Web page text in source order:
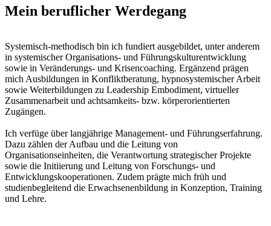
Mein beruflicher Werdegang
Systemisch-methodisch bin ich fundiert ausgebildet, unter anderem
in systemischer Organisations- und Führungskulturentwicklung
sowie in Veränderungs- und Krisencoaching. Ergänzend prägen
mich Ausbildungen in Konfliktberatung, hypnosystemischer Arbeit
sowie Weiterbildungen zu Leadership Embodiment, virtueller
Zusammenarbeit und achtsamkeits- bzw. körperorientierten
Zugängen.
Ich verfüge über langjährige Management- und Führungserfahrung.
Dazu zählen der Aufbau und die Leitung von
Organisationseinheiten, die Verantwortung strategischer Projekte
sowie die Initiierung und Leitung von Forschungs- und
Entwicklungskooperationen. Zudem prägte mich früh und
studienbegleitend die Erwachsenenbildung in Konzeption, Training
und Lehre.